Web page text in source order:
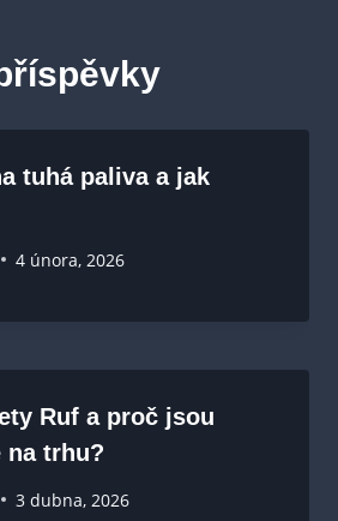
tuhá paliva a jak
4 února, 2026
Ruf a proč jsou
na trhu?
3 dubna, 2026